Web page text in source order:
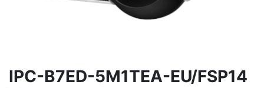
IPC-B7ED-5M1TEA-EU/FSP14